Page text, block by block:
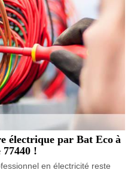
électrique par Bat Eco à
77440 !
en électricité reste